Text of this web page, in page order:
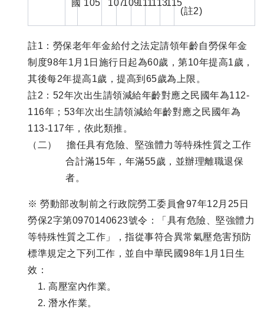
國 105
107109111113115
(註2)
註1：勞保老年年金給付之法定請領年齡自勞保年金
制度98年1月1日施行日起為60歲，第10年提高1歲，
其後每2年提高1歲，提高到65歲為上限。
註2：52年次出生請領減給年齡對應之民國年為112-
116年；53年次出生請領減給年齡對應之民國年為
113-117年，依此類推。
（二） 擔任具有危險、堅強體力等特殊性質之工作
合計滿15年，年滿55歲，並辦理離職退保
者。
※ 勞動部改制前之行政院勞工委員會97年12月25日
勞保2字第0970140623號令：「具有危險、堅強體力
等特殊性質之工作」，指從事符合異常氣壓危害預防
標準規定之下列工作，並自中華民國98年1月1日生
效：
高壓室內作業。
潛水作業。